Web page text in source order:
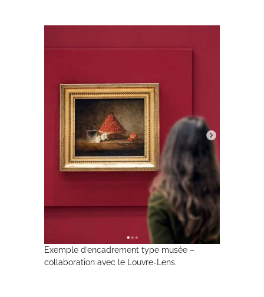
Exemple d’encadrement type musée –
collaboration avec le Louvre-Lens.